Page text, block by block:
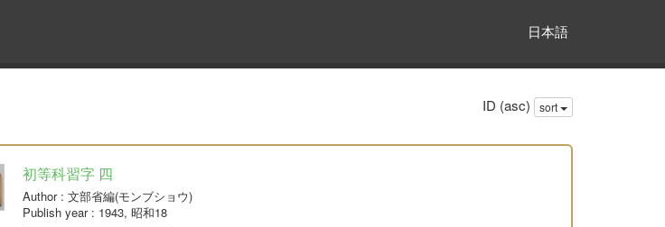
日本語
ID (asc) sort
初等科習字 四
Author: 文部省編(モンブショウ)
Publish year: 1943, 昭和18